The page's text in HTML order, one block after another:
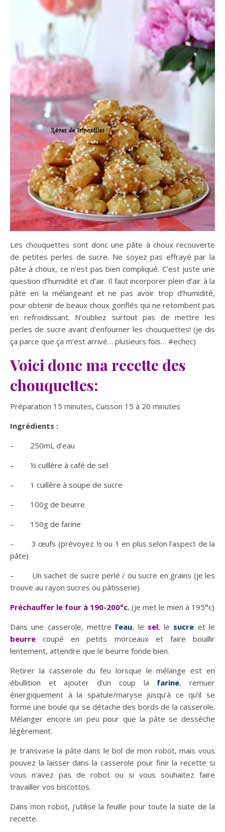
Les chouquettes sont donc une pâte à choux recouverte
de petites perles de sucre. Ne soyez pas effrayé par la
pâte à choux, ce n’est pas bien compliqué. C’est juste une
question d’humidité et d’air. Il faut incorporer plein d’air à la
pâte en la mélangeant et ne pas avoir trop d’humidité,
pour obtenir de beaux choux gonflés qui ne retombent pas
en refroidissant. N’oubliez surtout pas de mettre les
perles de sucre avant d’enfourner les chouquettes! (je dis
ça parce que ça m’est arrivé… plusieurs fois… #echec)
Voici donc ma recette des
chouquettes:
Préparation 15 minutes, Cuisson 15 à 20 minutes
Ingrédients :
– 250mL d’eau
– ½ cuillère à café de sel
– 1 cuillère à soupe de sucre
– 100g de beurre
– 150g de farine
– 3 œufs (prévoyez ½ ou 1 en plus selon l’aspect de la
pâte)
– Un sachet de sucre perlé / ou sucre en grains (je les
trouve au rayon sucres ou pâtisserie)
Préchauffer le four à 190-200°c. (je met le mien à 195°c)
Dans une casserole, mettre l’eau, le sel, le sucre et le
beurre
coupé en petits morceaux et faire bouillir
lentement, attendre que le beurre fonde bien.
Retirer la casserole du feu lorsque le mélange est en
ébullition et ajouter d’un coup la farine, remuer
énergiquement à la spatule/maryse jusqu’à ce qu’il se
forme une boule qui se détache des bords de la casserole.
Mélanger encore un peu pour que la pâte se dessèche
légèrement.
Je transvase la pâte dans le bol de mon robot, mais vous
pouvez la laisser dans la casserole pour finir la recette si
vous n’avez pas de robot ou si vous souhaitez faire
travailler vos biscottos.
Dans mon robot, j’utilise la feuille pour toute la suite de la
recette.